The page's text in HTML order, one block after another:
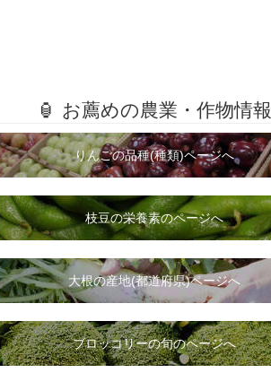
🏮 お薦めの農業・作物情報
りんごの品種(種類)ページへ
枝豆の栄養素のページへ
大根の産地(都道府県)ページへ
ブロッコリーの旬のページへ